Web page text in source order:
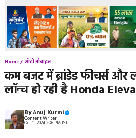
Home / ऑटो मोबाइल
कम बजट में ब्रांडेड फीचर्स
लॉन्च हो रही है Honda
ByAnuj Kurmi
Content Writer
Oct 11, 2024 2:46 PM IST